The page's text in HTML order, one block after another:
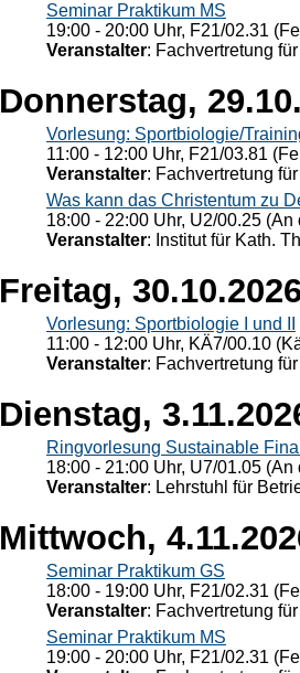
Seminar Praktikum MS
19:00 - 20:00 Uhr, F21/02.31
Veranstalter: Fachvertretung
Donnerstag,
Vorlesung: Sportbiologie/
11:00 - 12:00 Uhr, F21/03.81
Veranstalter: Fachvertretung
Was kann das Christentum zu
18:00 - 22:00 Uhr, U2/00.25
Veranstalter: Institut für Kath.
Freitag,
Vorlesung: Sportbiologie I und II
11:00 - 12:00 Uhr, KÄ7/00.10
Veranstalter: Fachvertretung
Dienstag,
Ringvorlesung Sustainable
18:00 - 21:00 Uhr, U7/01.05
Veranstalter: Lehrstuhl für
Mittwoch,
Seminar Praktikum GS
18:00 - 19:00 Uhr, F21/02.31
Veranstalter: Fachvertretung
Seminar Praktikum MS
19:00 - 20:00 Uhr, F21/02.31